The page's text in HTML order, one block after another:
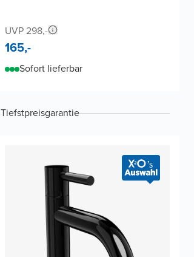
UVP 298,-
165,-
Sofort lieferbar
Tiefstpreisgarantie